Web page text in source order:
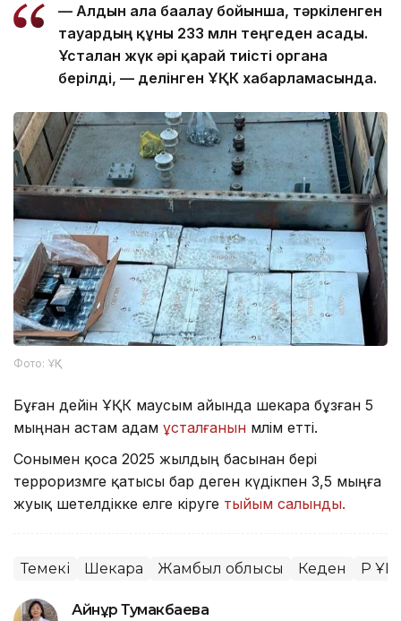
— Алдын ала бағалау бойынша, тәркіленген
тауардың құны 233 млн теңгеден асады.
Ұсталған жүк әрі қарай тиісті органға
берілді, — делінген ҰҚК хабарламасында.
Фото: ҰҚК
Бұған дейін ҰҚК маусым айында шекара бұзған 5
мыңнан астам адам ұсталғанын мәлім етті.
Сонымен қоса 2025 жылдың басынан бері
терроризмге қатысы бар деген күдікпен 3,5 мыңға
жуық шетелдікке елге кіруге тыйым салынды.
Темекі Шекара Жамбыл облысы Кеден ҚР ҰҚК
Айнұр Тумакбаева